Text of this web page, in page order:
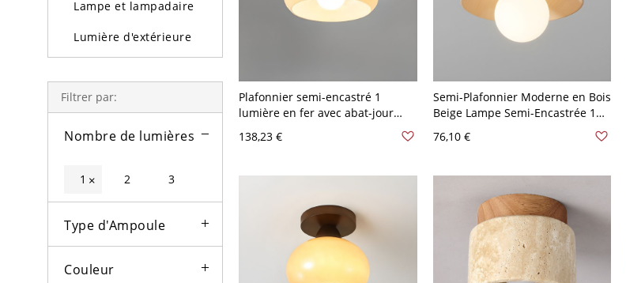
Lampe et lampadaire
Lumière d'extérieure
Filtrer par:
Nombre de lumières
1 × 2 3
Type d'Ampoule
Couleur
Plafonnier semi-encastré 1
lumière en fer avec abat-jour
vitré câblé - 110 V-120 V 20,32 cm
Ovale Crème+Chromé
138,23 €
Semi-Plafonnier Moderne en Bois
Beige Lampe Semi-Encastrée 1
Tête Abat-Jour Boule en Verre -
Bois 110 V-120 V 17,78 cm
76,10 €